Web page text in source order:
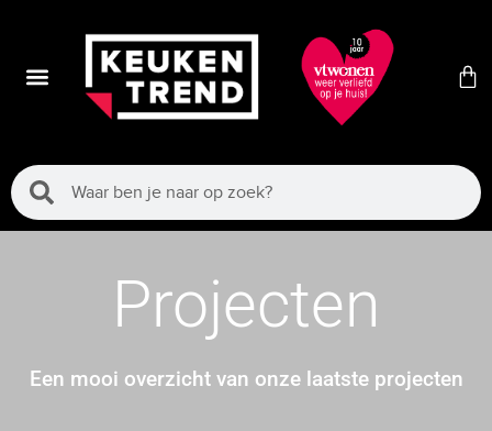
Projecten
Een mooi overzicht van onze laatste projecten